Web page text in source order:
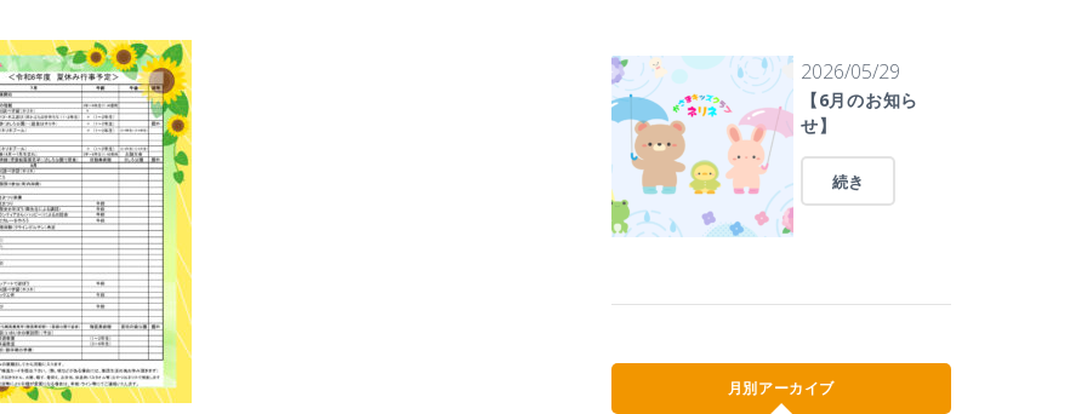
2026/05/29
【6月のお知ら
せ】
続き
月別アーカイブ